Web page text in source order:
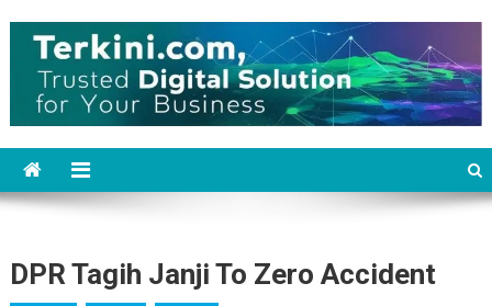
DPR Tagih Janji To Zero Accident